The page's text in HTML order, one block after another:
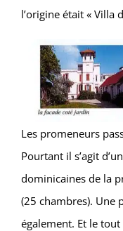
l’origine était « Villa
Les promeneurs
Pourtant il s’agit
dominicaines de la
(25 chambres). Une
également. Et le